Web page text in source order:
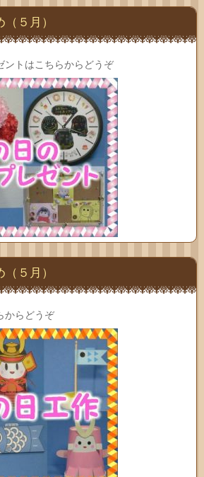
５月）
ントはこちらからどうぞ
５月）
からどうぞ